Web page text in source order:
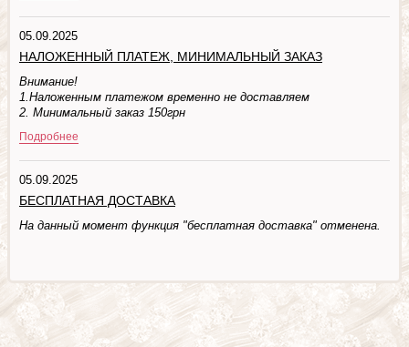
05.09.2025
НАЛОЖЕННЫЙ ПЛАТЕЖ, МИНИМАЛЬНЫЙ ЗАКАЗ
Внимание!
1.Наложенным платежом временно не доставляем
2. Минимальный заказ 150грн
Подробнее
05.09.2025
БЕСПЛАТНАЯ ДОСТАВКА
На данный момент функция "бесплатная доставка" отменена.